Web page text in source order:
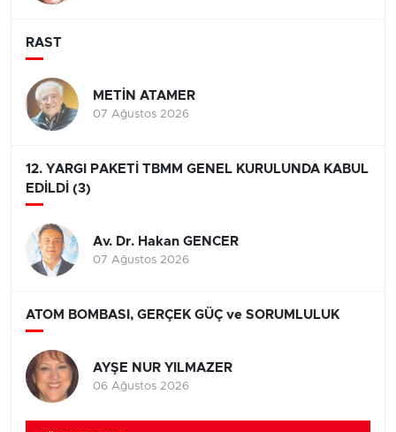
RAST
METİN ATAMER
07 Ağustos 2026
12. YARGI PAKETİ TBMM GENEL KURULUNDA KABUL
EDİLDİ (3)
Av. Dr. Hakan GENCER
07 Ağustos 2026
ATOM BOMBASI, GERÇEK GÜÇ ve SORUMLULUK
AYŞE NUR YILMAZER
06 Ağustos 2026